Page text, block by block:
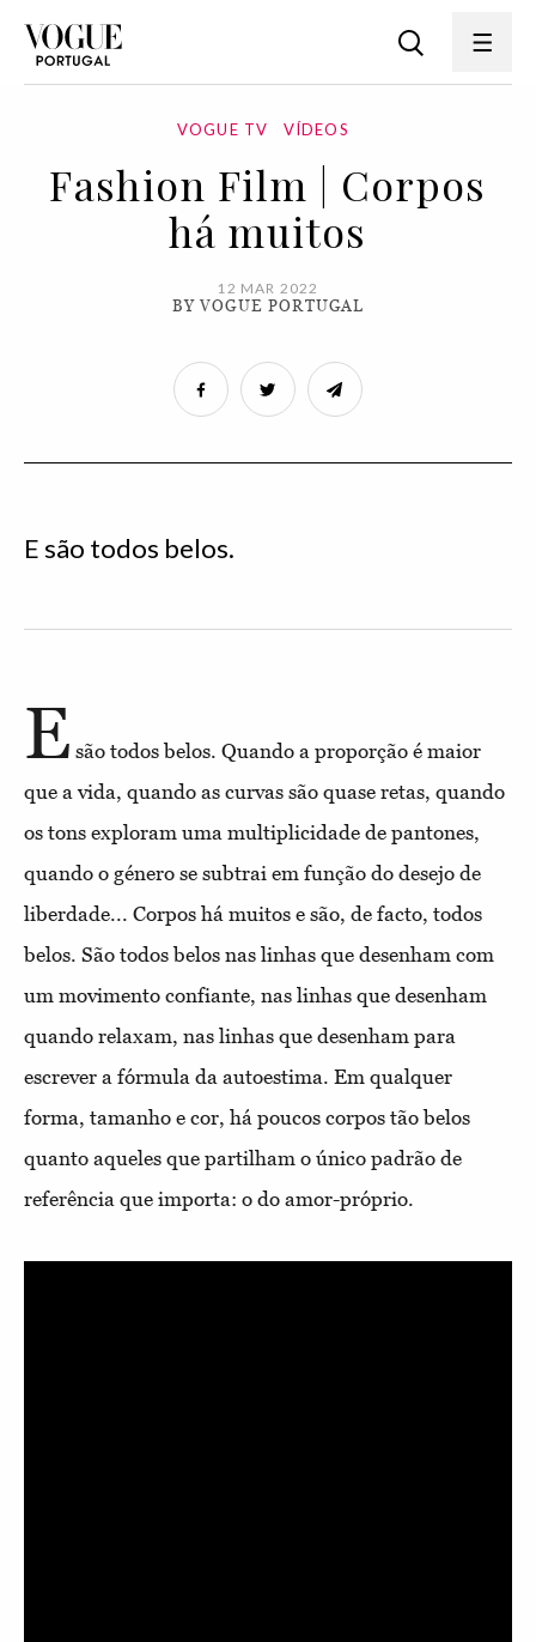
VOGUE TV VÍDEOS
Fashion Film | Corpos
há muitos
12 MAR 2022
BY VOGUE PORTUGAL
E são todos belos.
E são todos belos. Quando a proporção é maior
que a vida, quando as curvas são quase retas, quando
os tons exploram uma multiplicidade de pantones,
quando o género se subtrai em função do desejo de
liberdade... Corpos há muitos e são, de facto, todos
belos. São todos belos nas linhas que desenham com
um movimento confiante, nas linhas que desenham
quando relaxam, nas linhas que desenham para
escrever a fórmula da autoestima. Em qualquer
forma, tamanho e cor, há poucos corpos tão belos
quanto aqueles que partilham o único padrão de
referência que importa: o do amor-próprio.